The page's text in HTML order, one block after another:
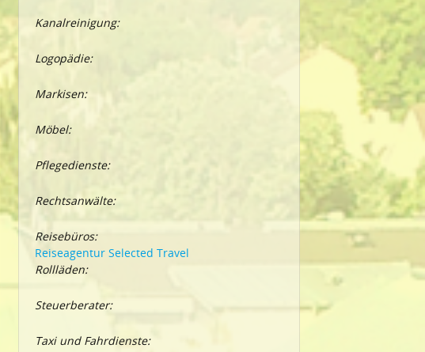
Kanalreinigung:
Logopädie:
Markisen:
Möbel:
Pflegedienste:
Rechtsanwälte:
Reisebüros:
Reiseagentur Selected Travel
Rollläden:
Steuerberater:
Taxi und Fahrdienste: